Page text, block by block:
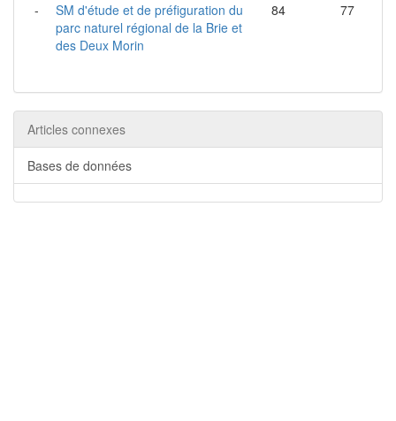
-
SM d'étude et de préfiguration du
parc naturel régional de la Brie et
des Deux Morin
84 77
Articles connexes
Bases de données